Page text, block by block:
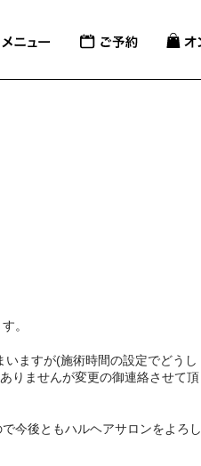
。
ますが(施術時間の設定でどうし
りませんが変更の御連絡させて頂
今後ともハルヘアサロンをよろし